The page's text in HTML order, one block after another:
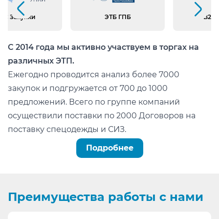
Закупки ЭТБ ГПБ B2B
Предыдущий слайд
Следующий слайд
С 2014 года мы активно участвуем в торгах на
различных ЭТП.
Ежегодно проводится анализ более 7000
закупок и подгружается от 700 до 1000
предложений. Всего по группе компаний
осуществили поставки по 2000 Договоров на
поставку спецодежды и СИЗ.
Можно легко проверить тот факт, что мы:
не состоим в реестре недобросовестных
факту невыполнения обязательств.
Подробнее
Преимущества работы с нами